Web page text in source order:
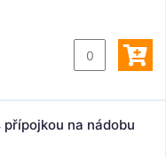
přípojkou na nádobu